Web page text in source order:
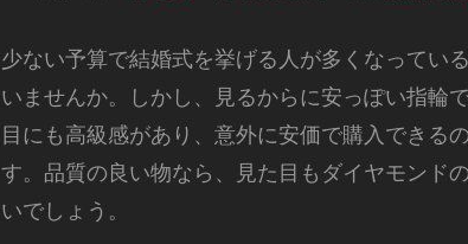
少ない予算で結婚式を挙げる人が多くなってい
いませんか。
しかし、見るからに安っぽい指輪
目にも高級感があり、意外に安価で購入できる
す。品質の良い物なら、見た目もダイヤモンド
いでしょう。